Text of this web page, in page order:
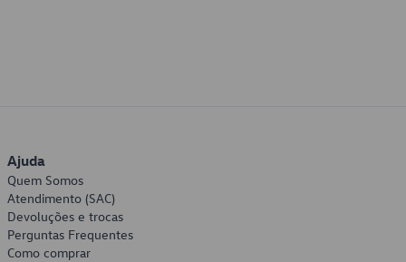
Ajuda
Quem Somos
Atendimento (SAC)
Devoluções e trocas
Perguntas Frequentes
Como comprar